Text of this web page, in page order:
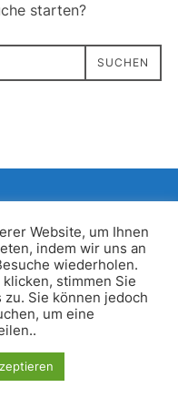
starten?
SUCHEN
von WPZOOM
Website, um Ihnen
indem wir uns an
wiederholen.
klicken, stimmen Sie
zu. Sie können jedoch
um eine